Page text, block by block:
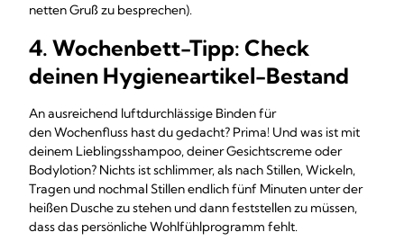
netten Gruß zu besprechen).
4. Wochenbett-Tipp: Check
deinen Hygieneartikel-Bestand
An ausreichend luftdurchlässige Binden für
den Wochenfluss hast du gedacht? Prima! Und was ist mit
deinem Lieblingsshampoo, deiner Gesichtscreme oder
Bodylotion? Nichts ist schlimmer, als nach Stillen, Wickeln,
Tragen und nochmal Stillen endlich fünf Minuten unter der
heißen Dusche zu stehen und dann feststellen zu müssen,
dass das persönliche Wohlfühlprogramm fehlt.